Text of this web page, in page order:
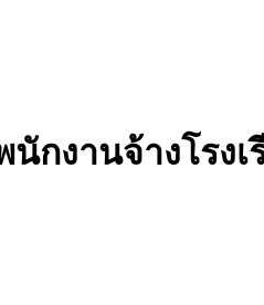
กงานจ้างโรงเ